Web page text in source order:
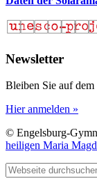
Newsletter
Bleiben Sie auf
Hier anmelden »
© Engelsburg-
heiligen Maria
Footer
Webseite